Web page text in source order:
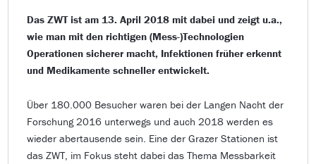
Das ZWT ist am 13. April 2018 mit dabei und zeigt u.a.,
wie man mit den richtigen (Mess-)Technologien
Operationen sicherer macht, Infektionen früher erkennt
und Medikamente schneller entwickelt.
Über 180.000 Besucher waren bei der Langen Nacht der
Forschung 2016 unterwegs und auch 2018 werden es
wieder abertausende sein. Eine der Grazer Stationen ist
das ZWT, im Fokus steht dabei das Thema Messbarkeit